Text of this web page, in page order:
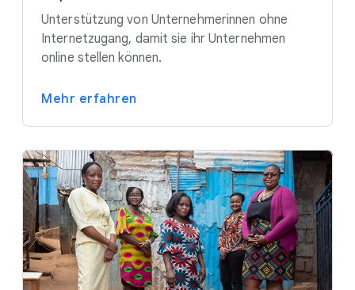
Unterstützung von Unternehmerinnen ohne
Internetzugang, damit sie ihr Unternehmen
online stellen können.
Mehr erfahren